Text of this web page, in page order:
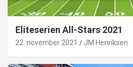
Eliteserien All-Stars 2021
22. november 2021 JM Henriksen